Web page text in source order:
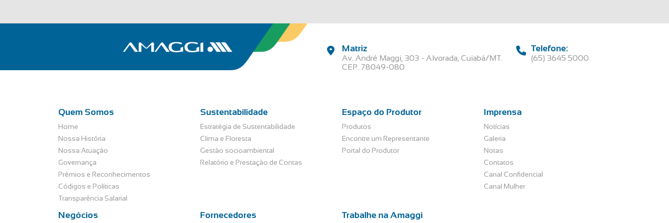
Matriz
Av. André Maggi, 303 - Alvorada, Cuiabá/MT.
CEP. 78049-080
Telefone:
(65) 3645 5000
Quem Somos
Home
Nossa História
Nossa Atuação
Governança
Prêmios e Reconhecimentos
Códigos e Políticas
Transparência Salarial
Sustentabilidade
Estratégia de Sustentabilidade
Clima e Floresta
Gestão socioambiental
Relatório e Prestação de Contas
Espaço do Produtor
Produtos
Encontre um Representante
Portal do Produtor
Imprensa
Notícias
Galeria
Notas
Contatos
Canal Confidencial
Canal Mulher
Negócios Fornecedores Trabalhe na Amaggi